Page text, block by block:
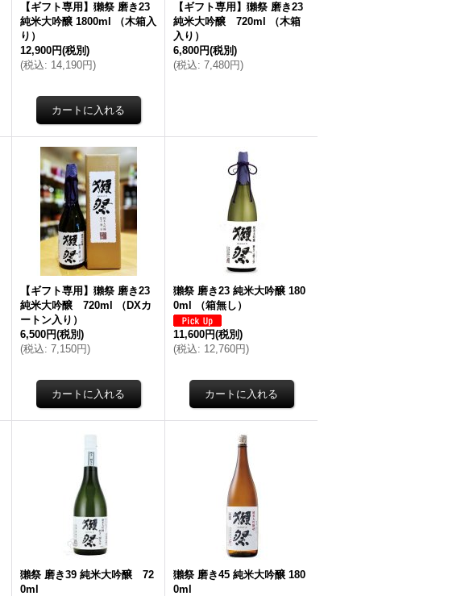
【ギフト専用】獺祭 磨き23
純米大吟醸 1800ml （木箱入
り）
12,900円(税別)
(税込: 14,190円)
【ギフト専用】獺祭 磨き23
純米大吟醸 720ml （木箱
入り）
6,800円(税別)
(税込: 7,480円)
【ギフト専用】獺祭 磨き23
純米大吟醸 720ml （DXカ
ートン入り）
6,500円(税別)
(税込: 7,150円)
獺祭 磨き23 純米大吟醸 180
0ml （箱無し）
11,600円(税別)
(税込: 12,760円)
獺祭 磨き39 純米大吟醸 72
0ml
獺祭 磨き45 純米大吟醸 180
0ml